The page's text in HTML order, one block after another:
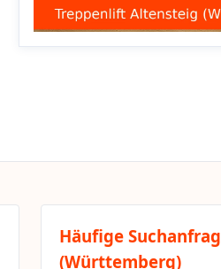
Häufige
(Württemberg)